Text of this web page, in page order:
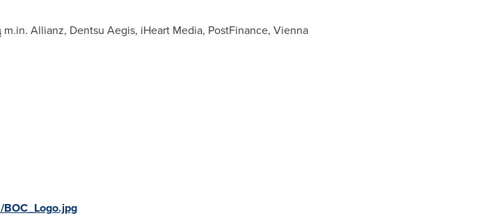
Allianz, Dentsu Aegis, iHeart Media, PostFinance, Vienna